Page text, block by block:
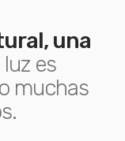
una
luz es
muchas